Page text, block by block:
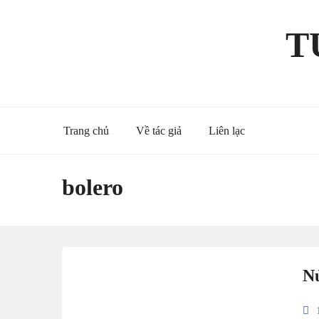
Trang chủ Về tác giả Liên lạc
bolero